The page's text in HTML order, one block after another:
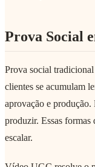
Prova Social
Prova social
clientes se acumulam
aprovação e produção.
produzir. Essas formas
escalar.